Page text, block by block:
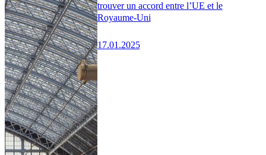
trouver un accord entre l’UE et le
Royaume-Uni
17.01.2025